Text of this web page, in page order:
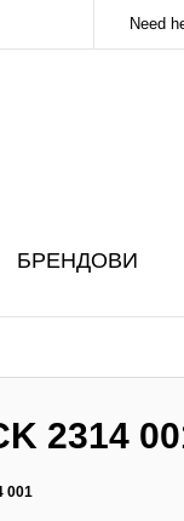
Need
БРЕНДОВИ
2314
001